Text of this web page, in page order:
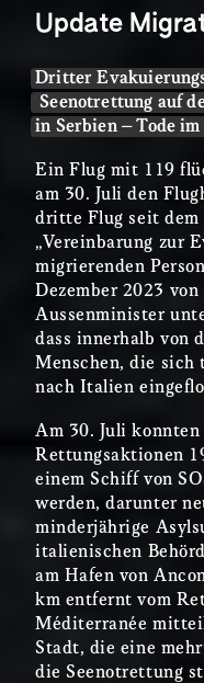
Update
Dritter
Seenotrettung auf
in Serbien – Tode
Ein Flug mit 119
am 30. Juli den
dritte Flug seit dem
„Vereinbarung zur
migrierenden
Dezember 2023
Aussenminister
dass innerhalb von
Menschen, die sich
nach Italien
Am 30. Juli konnten
Rettungsaktionen
einem Schiff von
werden, darunter
minderjährige
italienischen
am Hafen von
km entfernt vom
Méditerranée
Stadt, die eine
die Seenotrettung